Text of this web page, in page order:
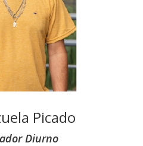
Picado
Diurno